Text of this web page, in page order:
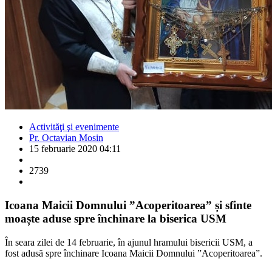
Activităţi şi evenimente
Pr. Octavian Mosin
15 februarie 2020 04:11
2739
Icoana Maicii Domnului ”Acoperitoarea” și sfinte
moaște aduse spre închinare la biserica USM
În seara zilei de 14 februarie, în ajunul hramului bisericii USM, a
fost adusă spre închinare Icoana Maicii Domnului ”Acoperitoarea”.